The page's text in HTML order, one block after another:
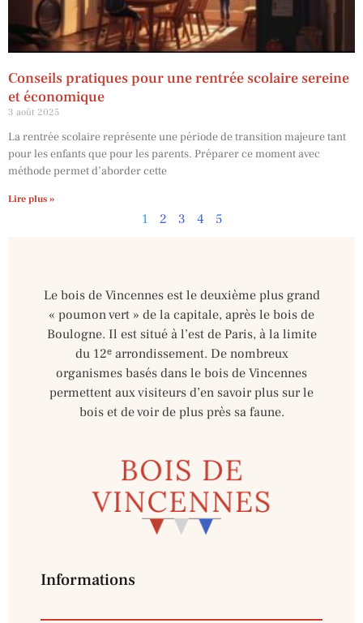
Conseils pratiques pour une rentrée scolaire sereine
et économique
3 août 2025
La rentrée scolaire représente une période de transition majeure tant
pour les enfants que pour les parents. Préparer ce moment avec
méthode permet d’aborder cette
Lire plus »
1 2 3 4 5
Le bois de Vincennes est le deuxième plus grand
« poumon vert » de la capitale, après le bois de
Boulogne. Il est situé à l’est de Paris, à la limite
du 12ᵉ arrondissement. De nombreux
organismes basés dans le bois de Vincennes
permettent aux visiteurs d’en savoir plus sur le
bois et de voir de plus près sa faune.
Informations